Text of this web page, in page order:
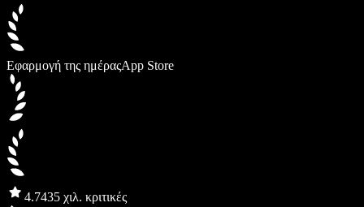
Εφαρμογή της ημέραςApp Store
4.7435 χιλ. κριτικές